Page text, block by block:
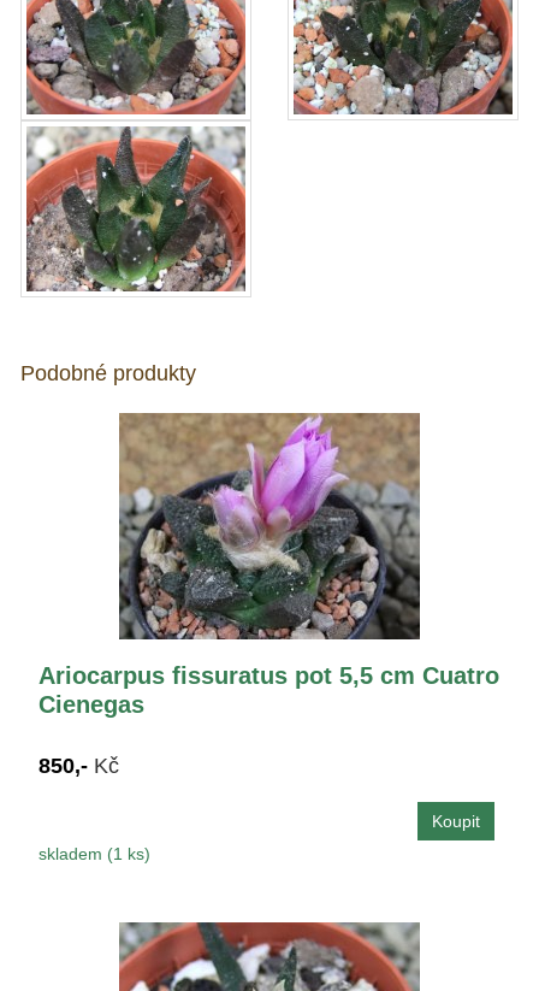
Podobné produkty
Ariocarpus fissuratus pot 5,5 cm Cuatro
Cienegas
850,- Kč
skladem (1 ks)